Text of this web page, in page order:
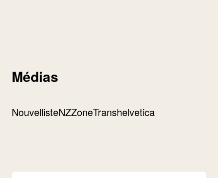
Médias
NouvellisteNZZoneTranshelvetica